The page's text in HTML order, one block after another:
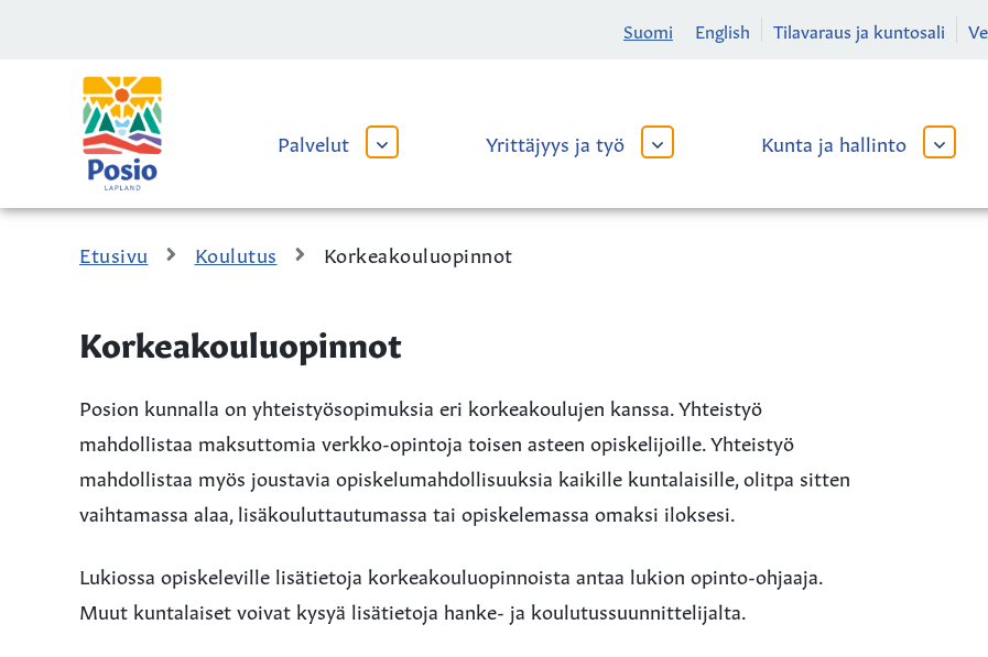
Suomi English Tilavaraus ja kuntosali
Kaupungin
logo
Palvelut
AVAA
ALAVALIKKO
Yrittäjyys ja työ
AVAA
ALAVALIKKO
Kunta ja hallinto
AVAA
Etusivu Koulutus Korkeakouluopinnot
Korkeakouluopinnot
Posion kunnalla on yhteistyösopimuksia eri korkeakoulujen kanssa. Yhteistyö
mahdollistaa maksuttomia verkko-opintoja toisen asteen opiskelijoille. Yhteistyö
mahdollistaa myös joustavia opiskelumahdollisuuksia kaikille kuntalaisille, olitpa sitten
vaihtamassa alaa, lisäkouluttautumassa tai opiskelemassa omaksi iloksesi.
Lukiossa opiskeleville lisätietoja korkeakouluopinnoista antaa lukion opinto-ohjaaja.
Muut kuntalaiset voivat kysyä lisätietoja hanke- ja koulutussuunnittelijalta.